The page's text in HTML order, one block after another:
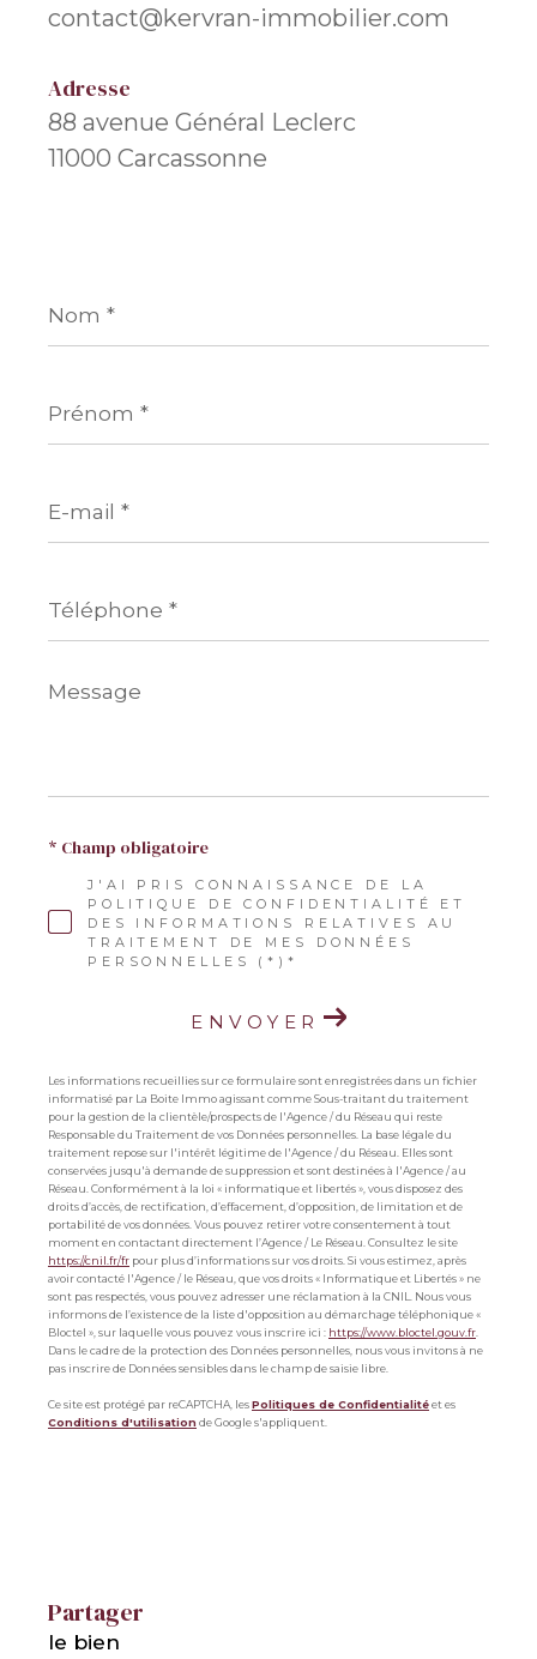
contact@kervran-immobilier.com
Adresse
88 avenue Général Leclerc
11000 Carcassonne
*
*
mail
*
*
Message
*
J'AI PRIS CONNAISSANCE DE LA
POLITIQUE DE CONFIDENTIALITÉ ET
DES INFORMATIONS RELATIVES AU
TRAITEMENT DE MES DONNÉES
PERSONNELLES (*)*
* Champ obligatoire
ENVOYER
Les informations recueillies sur ce formulaire sont enregistrées dans un fichier
informatisé par La Boite Immo agissant comme Sous-traitant du traitement
pour la gestion de la clientèle/prospects de l'Agence / du Réseau qui reste
Responsable du Traitement de vos Données personnelles. La base légale du
traitement repose sur l'intérêt légitime de l'Agence / du Réseau. Elles sont
conservées jusqu'à demande de suppression et sont destinées à l'Agence / au
Réseau. Conformément à la loi « informatique et libertés », vous disposez des
droits d’accès, de rectification, d’effacement, d’opposition, de limitation et de
portabilité de vos données. Vous pouvez retirer votre consentement à tout
moment en contactant directement l’Agence / Le Réseau. Consultez le site
https://cnil.fr/fr pour plus d’informations sur vos droits. Si vous estimez, après
avoir contacté l'Agence / le Réseau, que vos droits « Informatique et Libertés » ne
sont pas respectés, vous pouvez adresser une réclamation à la CNIL. Nous vous
informons de l’existence de la liste d'opposition au démarchage téléphonique «
Bloctel », sur laquelle vous pouvez vous inscrire ici : https://www.bloctel.gouv.fr
Dans le cadre de la protection des Données personnelles, nous vous invitons à ne
pas inscrire de Données sensibles dans le champ de saisie libre.
Ce site est protégé par reCAPTCHA, lesPolitiques de Confidentialitéet es
Conditions d'utilisationde Google s'appliquent.
partager
le bien